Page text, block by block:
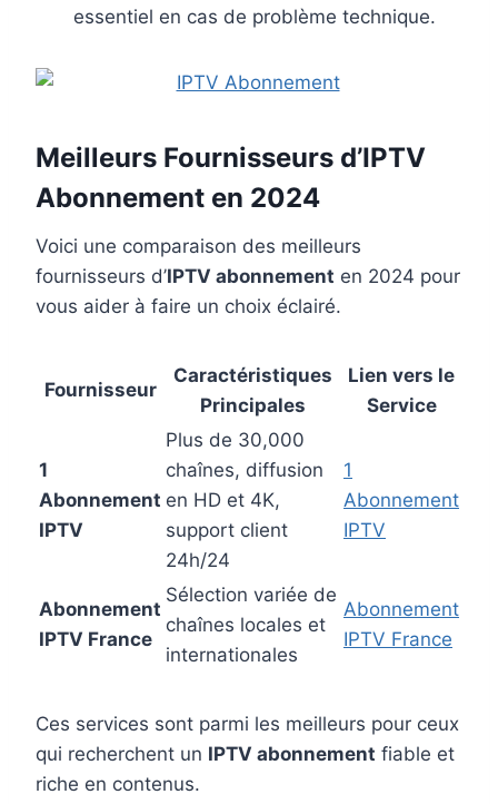
essentiel en cas de problème technique.
Meilleurs Fournisseurs d’IPTV
Abonnement en 2024
Voici une comparaison des meilleurs
fournisseurs d’IPTV abonnement en 2024 pour
vous aider à faire un choix éclairé.
Fournisseur
Caractéristiques
Principales
Lien vers le
Service
1
Abonnement
IPTV
Plus de 30,000
chaînes, diffusion
en HD et 4K,
support client
24h/24
1
Abonnement
IPTV
Abonnement
IPTV France
Sélection variée de
chaînes locales et
internationales
Abonnement
IPTV France
Ces services sont parmi les meilleurs pour ceux
qui recherchent un IPTV abonnement fiable et
riche en contenus.